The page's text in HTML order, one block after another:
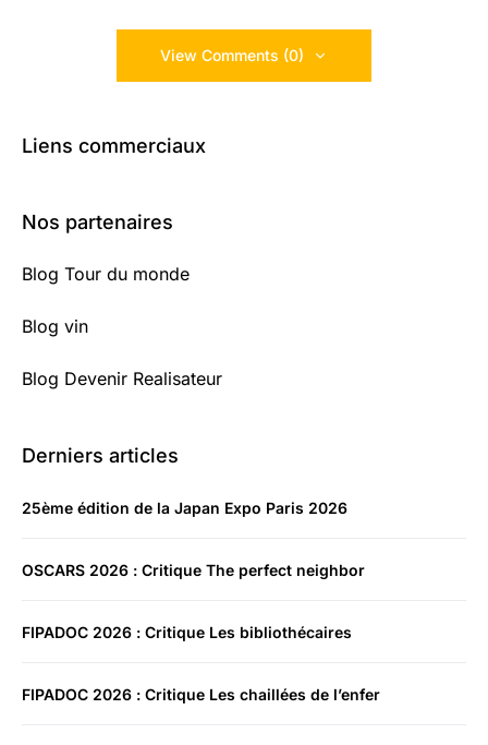
View Comments (0)
Liens commerciaux
Nos partenaires
Blog Tour du monde
Blog vin
Blog Devenir Realisateur
Derniers articles
25ème édition de la Japan Expo Paris 2026
OSCARS 2026 : Critique The perfect neighbor
FIPADOC 2026 : Critique Les bibliothécaires
FIPADOC 2026 : Critique Les chaillées de l’enfer